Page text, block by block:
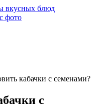
кабачки с семенами?
с